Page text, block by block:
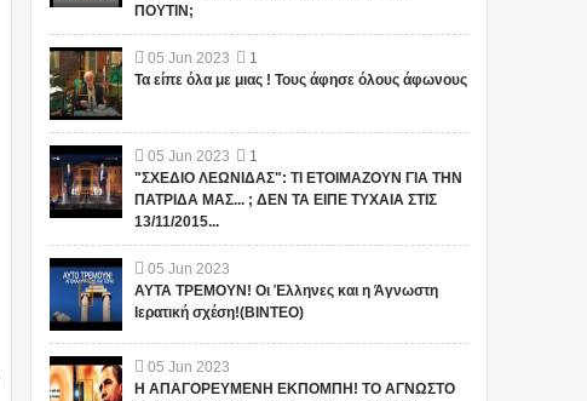
ΠΟΥΤΙΝ;
05 Jun 2023
1
Τα είπε όλα με μιας ! Τους άφησε όλους άφωνους
05 Jun 2023
1
"ΣΧΕΔΙΟ ΛΕΩΝΙΔΑΣ": ΤΙ ΕΤΟΙΜΑΖΟΥΝ ΓΙΑ ΤΗΝ
ΠΑΤΡΙΔΑ ΜΑΣ... ; ΔΕΝ ΤΑ ΕΙΠΕ ΤΥΧΑΙΑ ΣΤΙΣ
13/11/2015...
05 Jun 2023
ΑΥΤΑ ΤΡΕΜΟΥΝ! Οι Έλληνες και η Άγνωστη
Ιερατική σχέση!(ΒΙΝΤΕΟ)
05 Jun 2023
Η ΑΠΑΓΟΡΕΥΜΕΝΗ ΕΚΠΟΜΠΗ! ΤΟ ΑΓΝΩΣΤΟ